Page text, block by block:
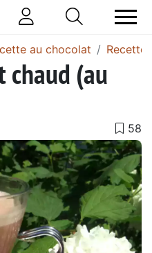
au chocolat Recette
chaud (au